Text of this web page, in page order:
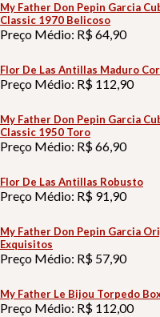
My Father Don Pepin Garcia
Classic 1970 Belicoso
Preço Médio: R$ 64,90
Flor De Las Antillas Maduro
Preço Médio: R$ 112,90
My Father Don Pepin Garcia
Classic 1950 Toro
Preço Médio: R$ 66,90
Flor De Las Antillas Robusto
Preço Médio: R$ 91,90
My Father Don Pepin Garcia
Exquisitos
Preço Médio: R$ 57,90
My Father Le Bijou Torpedo
Preço Médio: R$ 112,00